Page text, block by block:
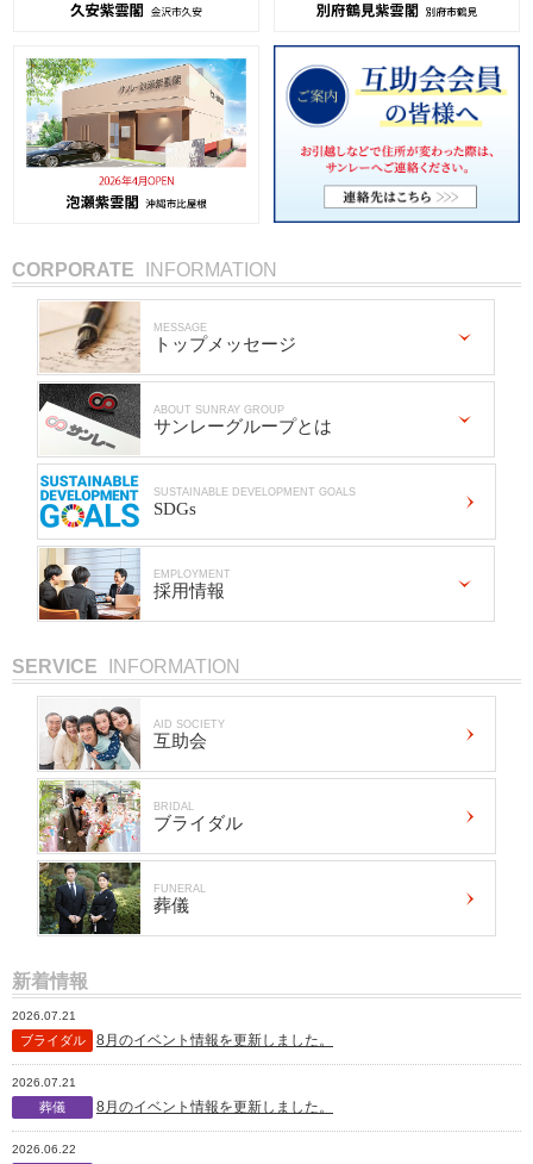
CORPORATE INFORMATION
MESSAGE
トップメッセージ
ABOUT SUNRAY GROUP
サンレーグループとは
SUSTAINABLE DEVELOPMENT GOALS
SDGs
EMPLOYMENT
採用情報
SERVICE INFORMATION
AID SOCIETY
互助会
BRIDAL
ブライダル
FUNERAL
葬儀
新着情報
2026.07.21
ブライダル 8月のイベント情報を更新しました。
2026.07.21
葬儀 8月のイベント情報を更新しました。
2026.06.22